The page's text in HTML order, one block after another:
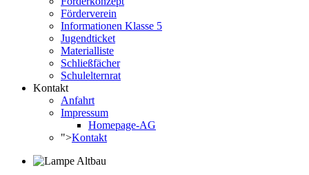
Förderverein
Informationen Klasse 5
Jugendticket
Materialliste
Schließfächer
Schulelternrat
Kontakt
Anfahrt
Impressum
Homepage-AG
">Kontakt